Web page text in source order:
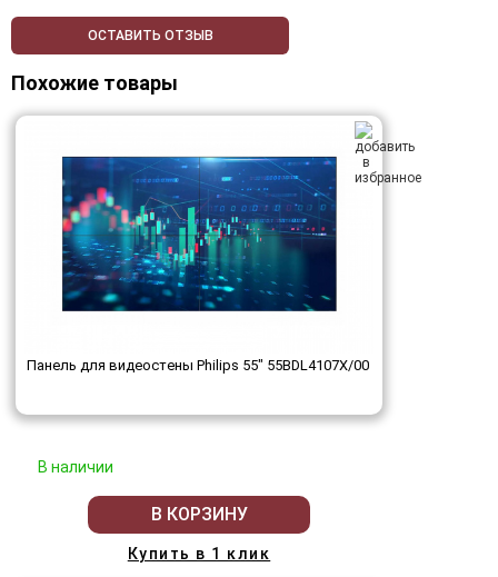
ОСТАВИТЬ ОТЗЫВ
Похожие товары
Панель для видеостены Philips 55" 55BDL4107X/00
В наличии
В КОРЗИНУ
Купить в 1 клик